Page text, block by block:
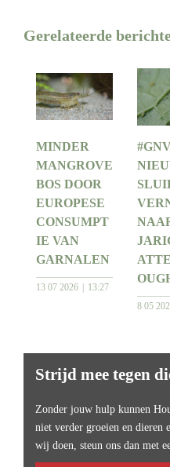
Gerelateerde
MINDER
MANGROVE
BOS DOOR
EUROPESE
CONSUMPT
IE VAN
GARNALEN
13 07 2026 13:27
8 05
Strijd mee tegen
Zonder jouw hulp kunnen
niet verder groeien en dieren
wij doen, steun ons dan met